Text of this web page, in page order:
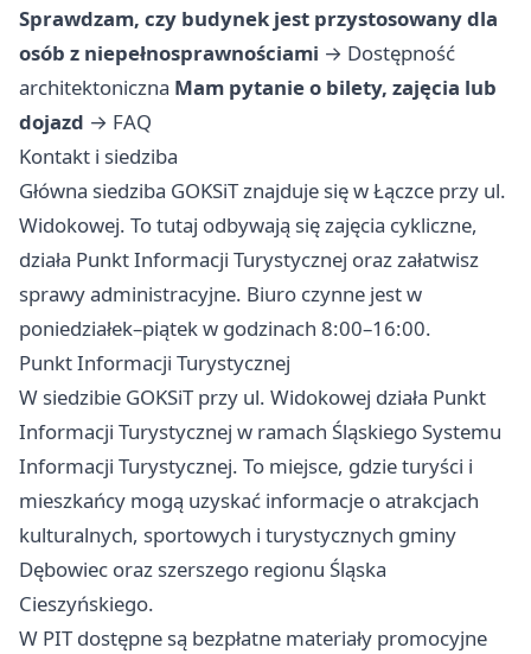
Sprawdzam, czy budynek jest przystosowany dla
osób z niepełnosprawnościami → Dostępność
architektoniczna Mam pytanie o bilety, zajęcia lub
dojazd → FAQ
Kontakt i siedziba
Główna siedziba GOKSiT znajduje się w Łączce przy ul.
Widokowej. To tutaj odbywają się zajęcia cykliczne,
działa Punkt Informacji Turystycznej oraz załatwisz
sprawy administracyjne. Biuro czynne jest w
poniedziałek–piątek w godzinach 8:00–16:00.
Punkt Informacji Turystycznej
W siedzibie GOKSiT przy ul. Widokowej działa Punkt
Informacji Turystycznej w ramach Śląskiego Systemu
Informacji Turystycznej. To miejsce, gdzie turyści i
mieszkańcy mogą uzyskać informacje o atrakcjach
kulturalnych, sportowych i turystycznych gminy
Dębowiec oraz szerszego regionu Śląska
Cieszyńskiego.
W PIT dostępne są bezpłatne materiały promocyjne